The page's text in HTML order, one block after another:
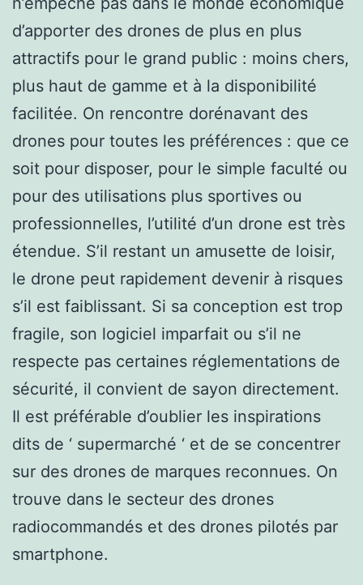
d’apporter des drones de plus en plus
attractifs pour le grand public : moins chers,
plus haut de gamme et à la disponibilité
facilitée. On rencontre dorénavant des
drones pour toutes les préférences : que ce
soit pour disposer, pour le simple faculté ou
pour des utilisations plus sportives ou
professionnelles, l’utilité d’un drone est très
étendue. S’il restant un amusette de loisir,
le drone peut rapidement devenir à risques
s’il est faiblissant. Si sa conception est trop
fragile, son logiciel imparfait ou s’il ne
respecte pas certaines réglementations de
sécurité, il convient de sayon directement.
Il est préférable d’oublier les inspirations
dits de ‘ supermarché ‘ et de se concentrer
sur des drones de marques reconnues. On
trouve dans le secteur des drones
radiocommandés et des drones pilotés par
smartphone.